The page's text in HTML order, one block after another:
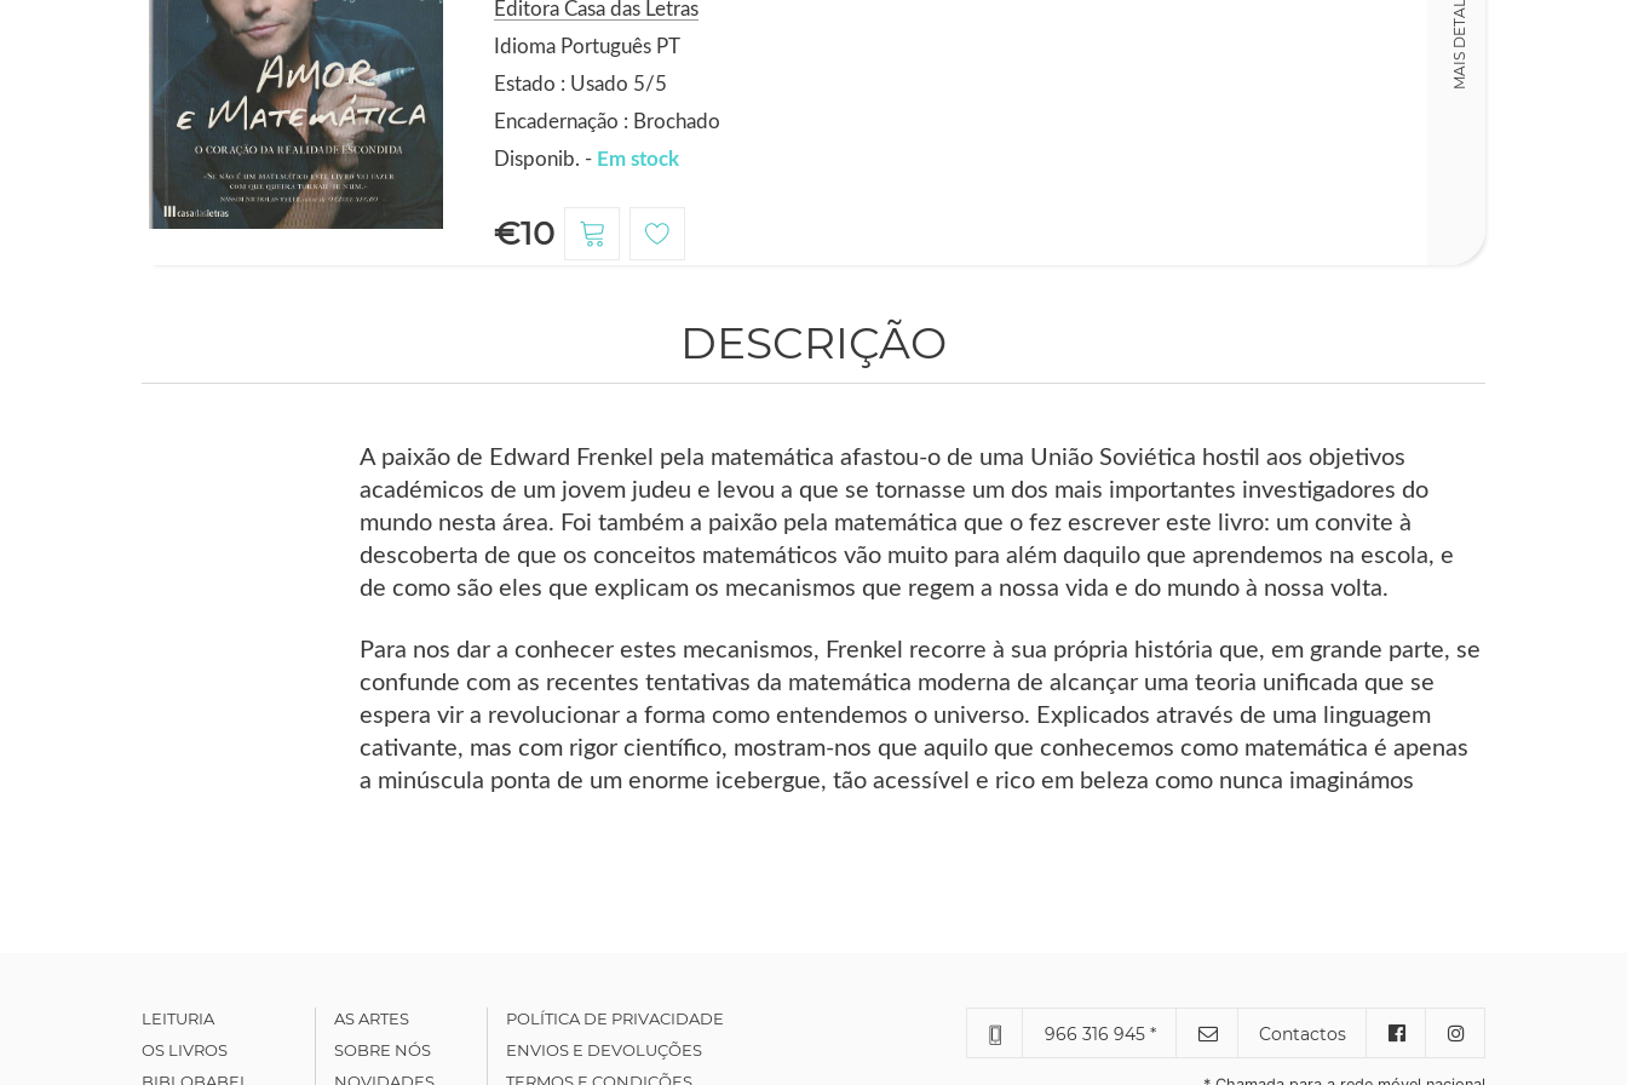
Editora Casa das Letras
Idioma Português PT
Estado : Usado 5/5
Encadernação : Brochado
Disponib. - Em stock
€10
MAIS DETALHES
DESCRIÇÃO
A paixão de Edward Frenkel pela matemática afastou-o de uma União Soviética hostil aos objetivos
académicos de um jovem judeu e levou a que se tornasse um dos mais importantes investigadores do
mundo nesta área. Foi também a paixão pela matemática que o fez escrever este livro: um convite à
descoberta de que os conceitos matemáticos vão muito para além daquilo que aprendemos na escola, e
de como são eles que explicam os mecanismos que regem a nossa vida e do mundo à nossa volta.
Para nos dar a conhecer estes mecanismos, Frenkel recorre à sua própria história que, em grande parte, se
confunde com as recentes tentativas da matemática moderna de alcançar uma teoria unificada que se
espera vir a revolucionar a forma como entendemos o universo. Explicados através de uma linguagem
cativante, mas com rigor científico, mostram-nos que aquilo que conhecemos como matemática é apenas
a minúscula ponta de um enorme icebergue, tão acessível e rico em beleza como nunca imaginámos
LEITURIA
OS LIVROS
AS ARTES
SOBRE NÓS
POLÍTICA DE PRIVACIDADE
ENVIOS E DEVOLUÇÕES
966 316 945 * Contactos